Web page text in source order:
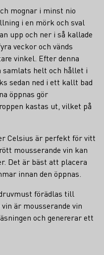
mognar i minst nio
i en mörk och sval
upp och ner i så kallade
veckor och vänds
vinkel. Efter denna
samlats helt och hållet i
sedan ned i ett kallt bad
öppnas gör
kastas ut, vilket på
Celsius är perfekt för vitt
mousserande vin kan
Det är bäst att placera
innan den öppnas.
förädlas till
är mousserande vin
och genererar ett